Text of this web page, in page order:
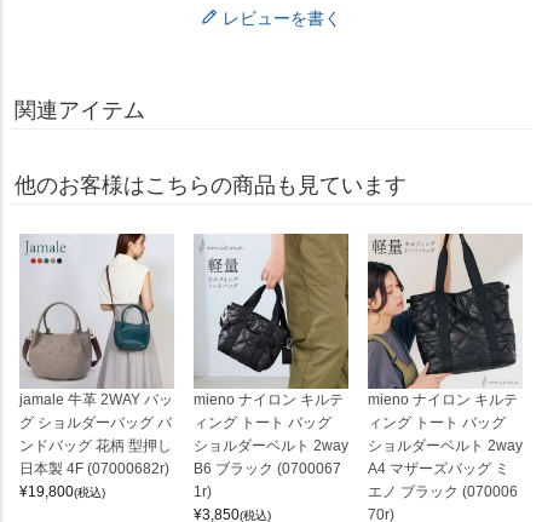
レビューを書く
関連アイテム
他のお客様はこちらの商品も見ています
jamale 牛革 2WAY バッ
グ ショルダーバッグ バ
ンドバッグ 花柄 型押し
日本製 4F (07000682r)
¥19,800(税込)
mieno ナイロン キルテ
ィング トート バッグ
ショルダーベルト 2way
B6 ブラック (0700067
1r)
¥3,850(税込)
mieno ナイロン キルテ
ィング トート バッグ
ショルダーベルト 2way
A4 マザーズバッグ ミ
エノ ブラック (070006
70r)